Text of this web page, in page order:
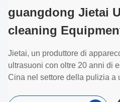
guangdong Jietai
cleaning
Jietai, un produttore di
ultrasuoni con oltre 20 anni di
Cina nel settore della pulizia a